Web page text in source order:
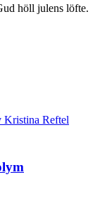
höll julens löfte.